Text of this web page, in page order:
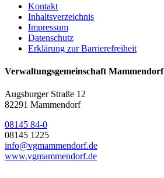
Kontakt
Inhaltsverzeichnis
Impressum
Datenschutz
Erklärung zur Barrierefreiheit
Verwaltungsgemeinschaft Mammendorf
Augsburger Straße 12
82291 Mammendorf
08145 84-0
08145 1225
info@vgmammendorf.de
www.vgmammendorf.de